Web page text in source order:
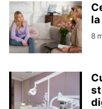
8